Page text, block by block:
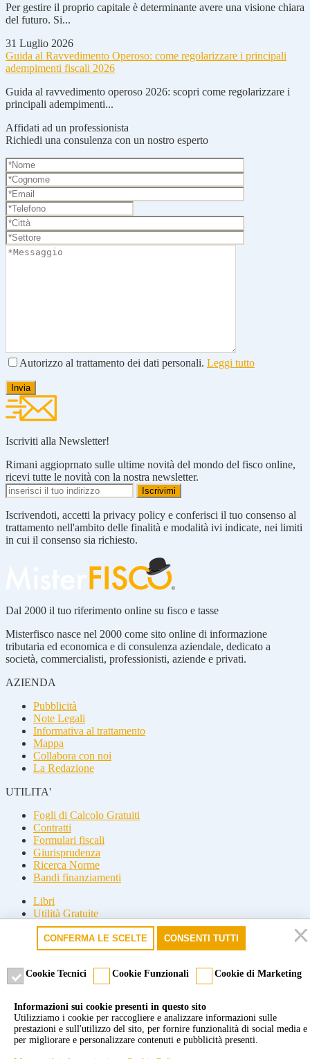
Per gestire il proprio capitale è determinante avere una visione chiara
del futuro. Si...
31 Luglio 2026
Guida al Ravvedimento Operoso: come regolarizzare i principali
adempimenti fiscali 2026
Guida al ravvedimento operoso 2026: scopri come regolarizzare i
principali adempimenti...
Affidati ad un professionista
Richiedi una consulenza con un nostro esperto
Autorizzo al trattamento dei dati personali. Leggi tutto
Iscriviti alla Newsletter!
Rimani aggioprnato sulle ultime novità del mondo del fisco online,
ricevi tutte le novità con la nostra newsletter.
Iscrivendoti, accetti la privacy policy e conferisci il tuo consenso al
trattamento nell'ambito delle finalità e modalità ivi indicate, nei limiti
in cui il consenso sia richiesto.
Dal 2000 il tuo riferimento online su fisco e tasse
Misterfisco nasce nel 2000 come sito online di informazione
tributaria ed economica e di consulenza aziendale, dedicato a
società, commercialisti, professionisti, aziende e privati.
AZIENDA
Pubblicità
Note Legali
Informativa al trattamento
Mappa
Collabora con noi
La Redazione
UTILITA'
Fogli di Calcolo Gratuiti
Contratti
Formulari fiscali
Giurisprudenza
Ricerca Norme
Bandi finanziamenti
Libri
Utilità Gratuite
Guide fiscali
Seguici
Seguici
riproduzione parziale.
Marchio registrato dello Studio Commercialista Di Michele di Roma
e Milano. P.Iva 09277651007 - Cookie policy-Privacy policy
CONFERMA LE SCELTE CONSENTI TUTTI
Cookie Tecnici Cookie Funzionali Cookie di Marketing
Informazioni sui cookie presenti in questo sito
Utilizziamo i cookie per raccogliere e analizzare informazioni sulle
prestazioni e sull'utilizzo del sito, per fornire funzionalità di social media e
per migliorare e personalizzare contenuti e pubblicità presenti.